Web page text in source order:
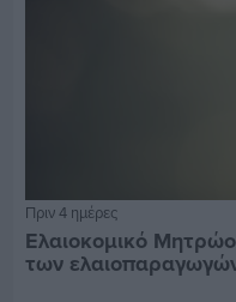
Πριν 4 ημέρες
Ελαιοκομικό
των